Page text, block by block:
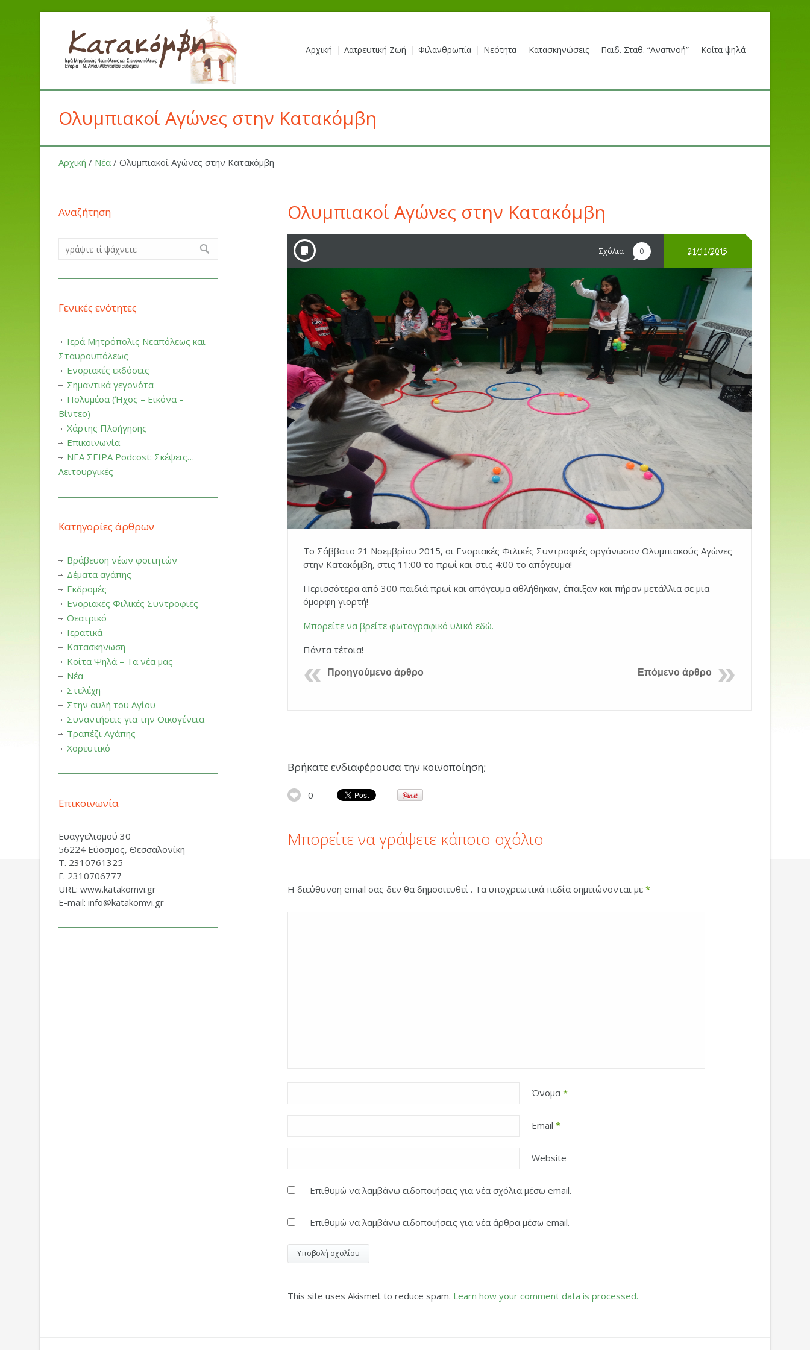
Αρχική Λατρευτική Ζωή Φιλανθρωπία Νεότητα Κατασκηνώσεις Παιδ. Σταθ. “Αναπνοή” Κοίτα ψηλά
Ολυμπιακοί Αγώνες στην Κατακόμβη
Αρχική / Νέα /Ολυμπιακοί Αγώνες στην Κατακόμβη
Ολυμπιακοί Αγώνες στην Κατακόμβη
Σχόλια 0 21/11/2015
Το Σάββατο 21 Νοεμβρίου 2015, οι Ενοριακές Φιλικές Συντροφιές οργάνωσαν Ολυμπιακούς Αγώνες
στην Κατακόμβη, στις 11:00 το πρωί και στις 4:00 το απόγευμα!
Περισσότερα από 300 παιδιά πρωί και απόγευμα αθλήθηκαν, έπαιξαν και πήραν μετάλλια σε μια
όμορφη γιορτή!
Μπορείτε να βρείτε φωτογραφικό υλικό εδώ.
Πάντα τέτοια!
Προηγούμενο άρθρο Επόμενο άρθρο
Βρήκατε ενδιαφέρουσα την κοινοποίηση;
0
Μπορείτε να γράψετε κάποιο σχόλιο
Η διεύθυνση email σας δεν θα δημοσιευθεί . Τα υποχρεωτικά πεδία σημειώνονται με *
Όνομα *
Email *
Website
Επιθυμώ να λαμβάνω ειδοποιήσεις για νέα σχόλια μέσω email.
Επιθυμώ να λαμβάνω ειδοποιήσεις για νέα άρθρα μέσω email.
This site uses Akismet to reduce spam. Learn how your comment data is processed.
Αναζήτηση
Γενικές ενότητες
Ιερά Μητρόπολις Νεαπόλεως και
Σταυρουπόλεως
Ενοριακές εκδόσεις
Σημαντικά γεγονότα
Πολυμέσα (Ήχος – Εικόνα –
Βίντεο)
Χάρτης Πλοήγησης
Επικοινωνία
ΝΕΑ ΣΕΙΡΑ Podcost: Σκέψεις…
Λειτουργικές
Κατηγορίες άρθρων
Βράβευση νέων φοιτητών
Δέματα αγάπης
Εκδρομές
Ενοριακές Φιλικές Συντροφιές
Θεατρικό
Ιερατικά
Κατασκήνωση
Κοίτα Ψηλά – Τα νέα μας
Νέα
Στελέχη
Στην αυλή του Αγίου
Συναντήσεις για την Οικογένεια
Τραπέζι Αγάπης
Χορευτικό
Επικοινωνία
Ευαγγελισμού 30
56224 Εύοσμος, Θεσσαλονίκη
Τ. 2310761325
F. 2310706777
URL: www.katakomvi.gr
E-mail: info@katakomvi.gr